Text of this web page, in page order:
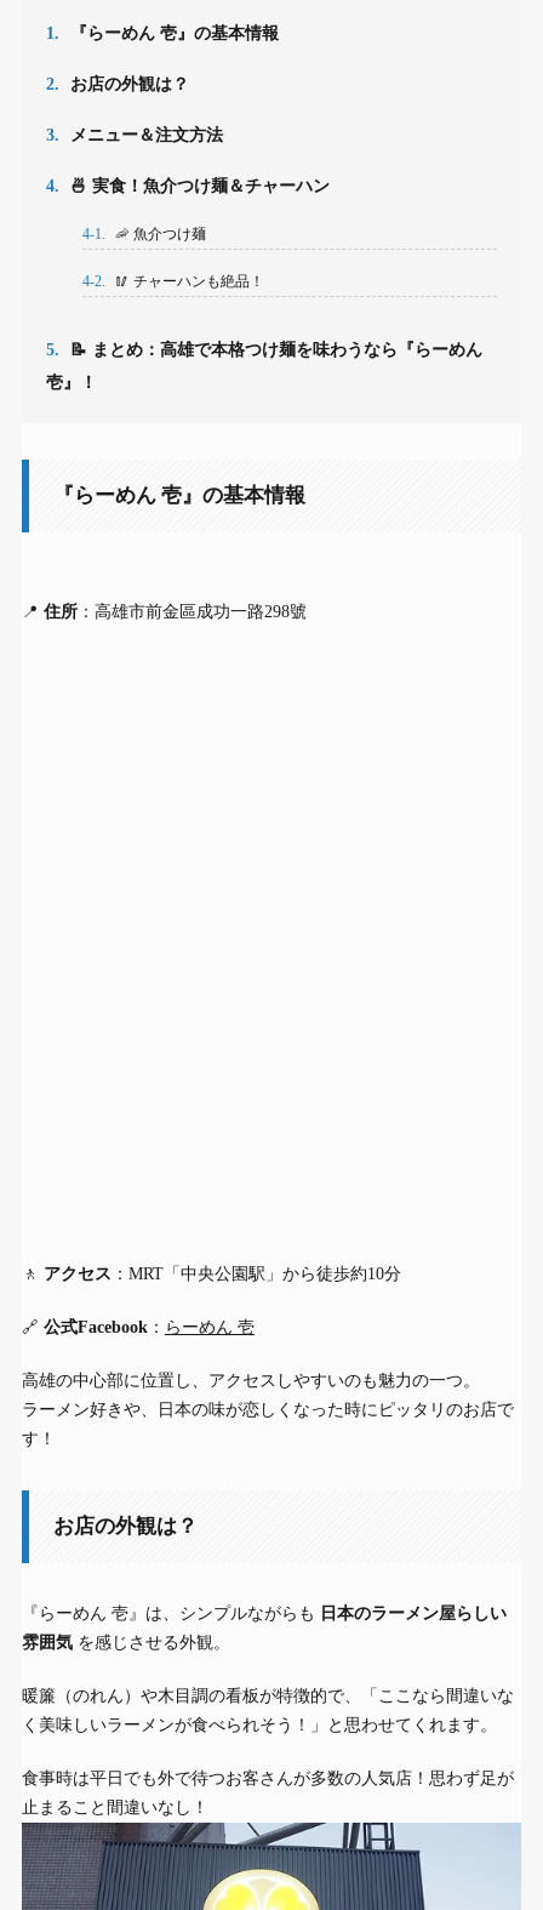
1. 『らーめん 壱』の基本情報
2. お店の外観は？
3. メニュー＆注文方法
4. 🍜 実食！魚介つけ麺＆チャーハン
4-1. 🦐 魚介つけ麺
4-2. 🥢 チャーハンも絶品！
5.
📝 まとめ：高雄で本格つけ麺を味わうなら『らーめん
壱』！
『らーめん 壱』の基本情報
📍 住所：高雄市前金區成功一路298號
🚶 アクセス ：MRT「中央公園駅」から徒歩約10分
🔗 公式Facebook： らーめん 壱
高雄の中心部に位置し、アクセスしやすいのも魅力の一つ。
ラーメン好きや、日本の味が恋しくなった時にピッタリのお店で
す！
お店の外観は？
『らーめん 壱』は、シンプルながらも 日本のラーメン屋らしい
雰囲気を感じさせる外観。
暖簾（のれん）や木目調の看板が特徴的で、「ここなら間違いな
く美味しいラーメンが食べられそう！」と思わせてくれます。
食事時は平日でも外で待つお客さんが多数の人気店！思わず足が
止まること間違いなし！